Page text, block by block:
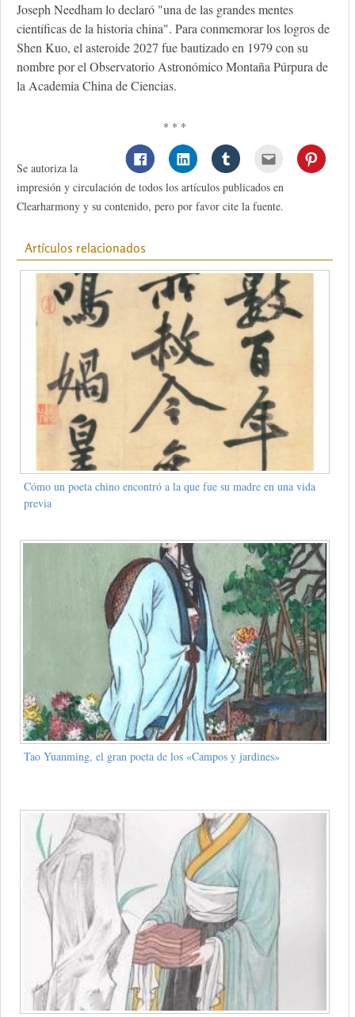
Joseph Needham lo declaró "una de las grandes mentes
científicas de la historia china". Para conmemorar los logros de
Shen Kuo, el asteroide 2027 fue bautizado en 1979 con su
nombre por el Observatorio Astronómico Montaña Púrpura de
la Academia China de Ciencias.
* * *
Se autoriza la
impresión y circulación de todos los artículos publicados en
Clearharmony y su contenido, pero por favor cite la fuente.
Artículos relacionados
Cómo un poeta chino encontró a la que fue su madre en una vida
previa
Tao Yuanming, el gran poeta de los «Campos y jardines»